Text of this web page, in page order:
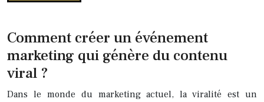
Comment créer un événement
marketing qui génère du contenu
viral ?
Dans le monde du marketing actuel, la viralité est un